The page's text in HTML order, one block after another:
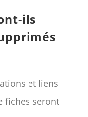
ils
et liens
fiches seront